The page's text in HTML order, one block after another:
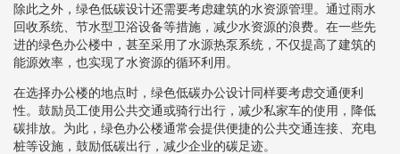
除此之外，绿色低碳设计还需要考虑建筑的水资源管理。通过雨水
回收系统、节水型卫浴设备等措施，减少水资源的浪费。在一些先
进的绿色办公楼中，甚至采用了水源热泵系统，不仅提高了建筑的
能源效率，也实现了水资源的循环利用。
在选择办公楼的地点时，绿色低碳办公设计同样要考虑交通便利
性。鼓励员工使用公共交通或骑行出行，减少私家车的使用，降低
碳排放。为此，绿色办公楼通常会提供便捷的公共交通连接、充电
桩等设施，鼓励低碳出行，减少企业的碳足迹。